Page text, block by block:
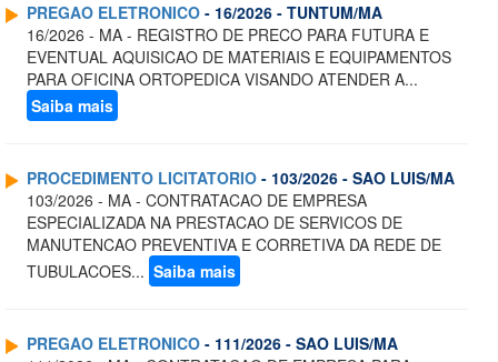
PREGAO ELETRONICO - 16/2026 - TUNTUM/MA
16/2026 - MA - REGISTRO DE PRECO PARA FUTURA E
EVENTUAL AQUISICAO DE MATERIAIS E EQUIPAMENTOS
PARA OFICINA ORTOPEDICA VISANDO ATENDER A...
Saiba mais
PROCEDIMENTO LICITATORIO - 103/2026 - SAO LUIS/MA
103/2026 - MA - CONTRATACAO DE EMPRESA
ESPECIALIZADA NA PRESTACAO DE SERVICOS DE
MANUTENCAO PREVENTIVA E CORRETIVA DA REDE DE
TUBULACOES... Saiba mais
PREGAO ELETRONICO - 111/2026 - SAO LUIS/MA